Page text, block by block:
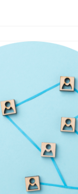
Смотреть проект